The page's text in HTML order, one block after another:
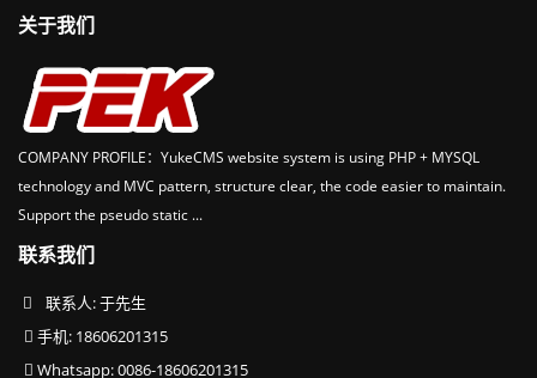
关于我们
COMPANY PROFILE：YukeCMS website system is using PHP + MYSQL
technology and MVC pattern, structure clear, the code easier to maintain.
Support the pseudo static ...
联系我们
联系人: 于先生
手机: 18606201315
Whatsapp: 0086-18606201315